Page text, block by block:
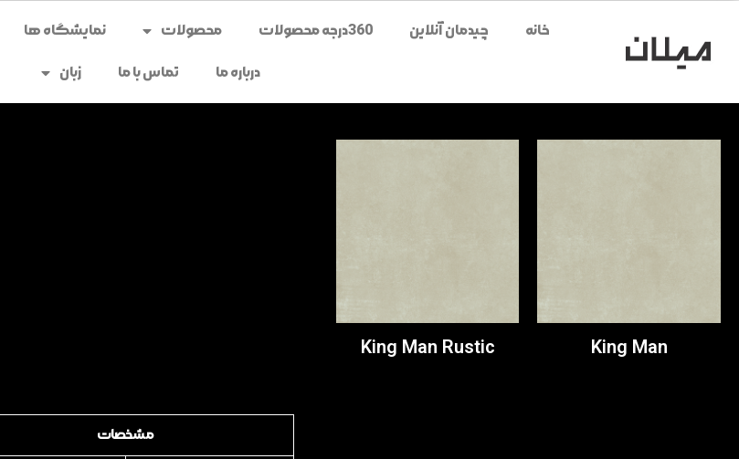
خانه چیدمان آنلاین 360درجه محصولات محصولات نمایشگاه ها
درباره ما تماس با ما زبان
King Man
King Man Rustic
مشخصات